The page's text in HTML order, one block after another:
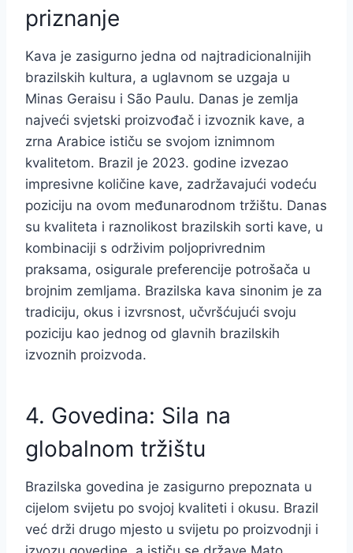
priznanje
Kava je zasigurno jedna od najtradicionalnijih
brazilskih kultura, a uglavnom se uzgaja u
Minas Geraisu i São Paulu. Danas je zemlja
najveći svjetski proizvođač i izvoznik kave, a
zrna Arabice ističu se svojom iznimnom
kvalitetom. Brazil je 2023. godine izvezao
impresivne količine kave, zadržavajući vodeću
poziciju na ovom međunarodnom tržištu. Danas
su kvaliteta i raznolikost brazilskih sorti kave, u
kombinaciji s održivim poljoprivrednim
praksama, osigurale preferencije potrošača u
brojnim zemljama. Brazilska kava sinonim je za
tradiciju, okus i izvrsnost, učvršćujući svoju
poziciju kao jednog od glavnih brazilskih
izvoznih proizvoda.
4. Govedina: Sila na
globalnom tržištu
Brazilska govedina je zasigurno prepoznata u
cijelom svijetu po svojoj kvaliteti i okusu. Brazil
već drži drugo mjesto u svijetu po proizvodnji i